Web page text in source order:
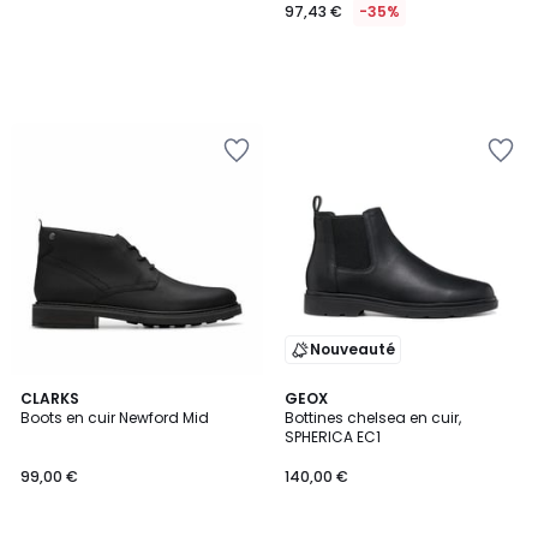
97,43 € -35%
CLARKS
Boots en cuir Newford Mid
99,00 €
5
/
Nouveauté
GEOX
Bottines chelsea en cuir,
SPHERICA EC1
140,00 €